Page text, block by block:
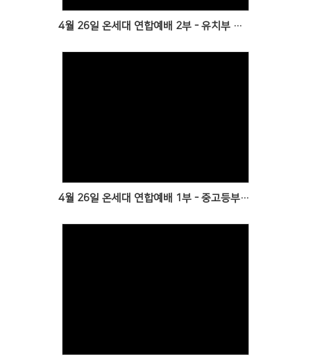
4월 26일 온세대 연합예배 2부 - 유치부 초등부, 청년부와 함께 / 방민서 어린이 유아세례
4월 26일 온세대 연합예배 1부 - 중고등부와 함께